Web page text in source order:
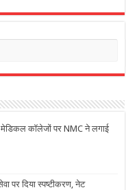
कॉलेजों पर NMC ने लगाई
पर दिया स्पष्टीकरण, नेट